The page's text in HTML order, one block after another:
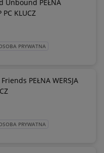
Unbound PEŁNA
PC KLUCZ
PRYWATNA
PEŁNA WERSJA
PRYWATNA